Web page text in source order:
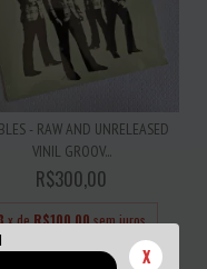
X
- RAW AND UNRELEASED
VINIL GROOV...
R$300,00
x deR$100,00sem juros